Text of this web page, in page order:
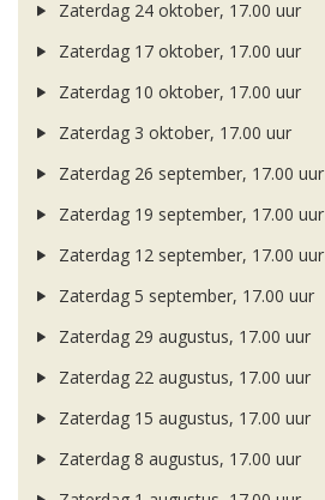
Zaterdag 24 oktober, 17.00 uur
Zaterdag 17 oktober, 17.00 uur
Zaterdag 10 oktober, 17.00 uur
Zaterdag 3 oktober, 17.00 uur
Zaterdag 26 september, 17.00 uur
Zaterdag 19 september, 17.00 uur
Zaterdag 12 september, 17.00 uur
Zaterdag 5 september, 17.00 uur
Zaterdag 29 augustus, 17.00 uur
Zaterdag 22 augustus, 17.00 uur
Zaterdag 15 augustus, 17.00 uur
Zaterdag 8 augustus, 17.00 uur